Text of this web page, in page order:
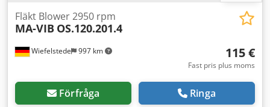
Wiefelstede 997 km
Fläkt Blower 2950 rpm
MA-VIB OS.120.201.4
115 €
Fast pris plus moms
Förfråga Ringa